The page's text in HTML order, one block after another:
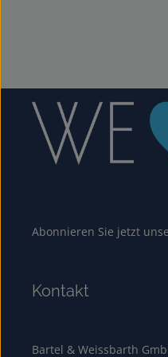
Abonnieren Sie jetzt
Kontakt
Bartel & Weissbarth